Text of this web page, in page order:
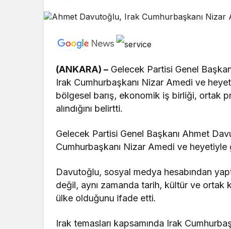
(ANKARA) – Gelecek Partisi Genel
Irak Cumhurbaşkanı Nizar Amedi ve
bölgesel barış, ekonomik iş birliği, ortak
alındığını belirtti.
Gelecek Partisi Genel Başkanı Ahmet
Cumhurbaşkanı Nizar Amedi ve heyetiyle
Davutoğlu, sosyal medya hesabından
değil, aynı zamanda tarih, kültür ve ortak
ülke olduğunu ifade etti.
Irak temasları kapsamında Irak